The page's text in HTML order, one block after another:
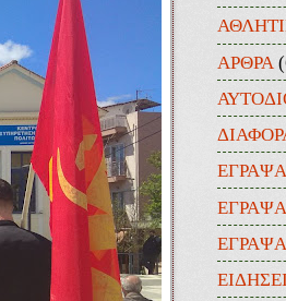
ΑΡΘΡΑ
ΕΓΡΑΨΑ